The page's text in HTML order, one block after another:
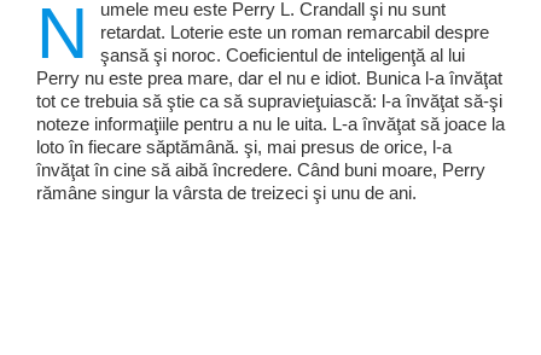
N
umele meu este Perry L. Crandall şi nu sunt
retardat. Loterie este un roman remarcabil despre
şansă şi noroc. Coeficientul de inteligenţă al lui
Perry nu este prea mare, dar el nu e idiot. Bunica l-a învăţat
tot ce trebuia să ştie ca să supravieţuiască: l-a învăţat să-şi
noteze informaţiile pentru a nu le uita. L-a învăţat să joace la
loto în fiecare săptămână. şi, mai presus de orice, l-a
învăţat în cine să aibă încredere. Când buni moare, Perry
rămâne singur la vârsta de treizeci şi unu de ani.